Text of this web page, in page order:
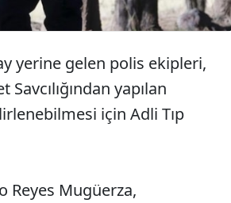
yerine gelen polis ekipleri,
yapılan
için Adli Tıp
Reyes Mugüerza,